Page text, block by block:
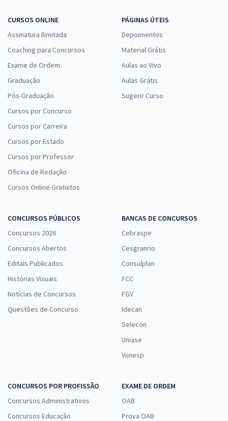
CURSOS ONLINE
Assinatura Ilimitada
Coaching para Concursos
Exame de Ordem
Graduação
Pós-Graduação
Cursos por Concurso
Cursos por Carreira
Cursos por Estado
Cursos por Professor
Oficina de Redação
Cursos Online Gratuitos
PÁGINAS ÚTEIS
Depoimentos
Material Grátis
Aulas ao Vivo
Aulas Grátis
Sugerir Curso
CONCURSOS PÚBLICOS
Concursos 2026
Concursos Abertos
Editais Publicados
Histórias Visuais
Notícias de Concursos
Questões de Concurso
BANCAS DE CONCURSOS
Cebraspe
Cesgranrio
Consulplan
FCC
FGV
Idecan
Selecon
Uniase
Vunesp
CONCURSOS POR PROFISSÃO
Concursos Administrativos
Concursos Educação
EXAME DE ORDEM
OAB
Prova OAB